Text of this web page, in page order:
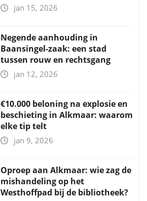
jan 15, 2026
Negende aanhouding in
Baansingel-zaak: een stad
tussen rouw en rechtsgang
jan 12, 2026
€10.000 beloning na explosie en
beschieting in Alkmaar: waarom
elke tip telt
jan 9, 2026
Oproep aan Alkmaar: wie zag de
mishandeling op het
Westhoffpad bij de bibliotheek?